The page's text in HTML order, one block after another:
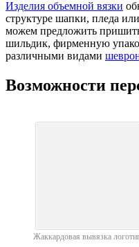
Изделия объемной вязки
структуре шапки, пледа
можем предложить
шильдик, фирменную
различными видами
Возможности
Жаккардовая вывязка